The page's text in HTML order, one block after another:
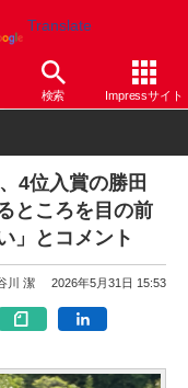
Translate
検索 Impressサイト
4位入賞の勝田
ところを目の前
」とコメント
川 潔 2026年5月31日 15:53